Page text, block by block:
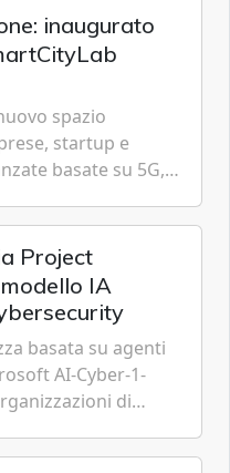
inaugurato
spazio
startup e
basate su 5G,
Project
IA
basata su agenti
AI-Cyber-1-
di